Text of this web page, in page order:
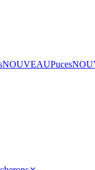
NOUVEAUPuces